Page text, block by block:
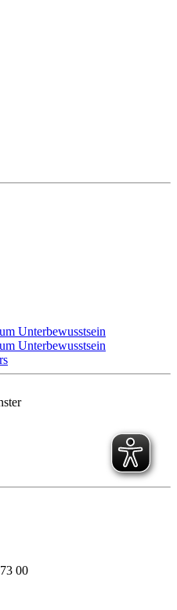
Unterbewusstsein
Unterbewusstsein
00